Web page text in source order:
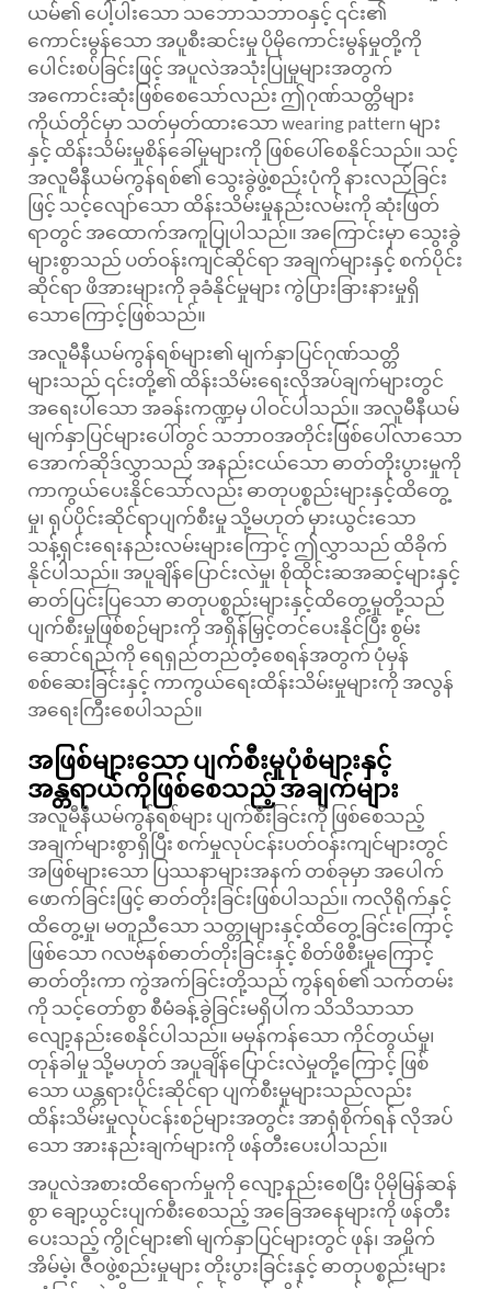
ယမ်၏ ပေါ့ပါးသော သဘောသဘာဝနှင့် ၎င်း၏
ကောင်းမွန်သော အပူစီးဆင်းမှု ပိုမိုကောင်းမွန်မှုတို့ကို
ပေါင်းစပ်ခြင်းဖြင့် အပူလဲအသုံးပြုမှုများအတွက်
အကောင်းဆုံးဖြစ်စေသော်လည်း ဤဂုဏ်သတ္တိများ
ကိုယ်တိုင်မှာ သတ်မှတ်ထားသော wearing pattern များ
နှင့် ထိန်းသိမ်းမှုစိန်ခေါ်မှုများကို ဖြစ်ပေါ်စေနိုင်သည်။ သင့်
အလူမီနီယမ်ကွန်ရစ်၏ သွေးခွဲဖွဲ့စည်းပုံကို နားလည်ခြင်း
ဖြင့် သင့်လျော်သော ထိန်းသိမ်းမှုနည်းလမ်းကို ဆုံးဖြတ်
ရာတွင် အထောက်အကူပြုပါသည်။ အကြောင်းမှာ သွေးခွဲ
များစွာသည် ပတ်ဝန်းကျင်ဆိုင်ရာ အချက်များနှင့် စက်ပိုင်း
ဆိုင်ရာ ဖိအားများကို ခုခံနိုင်မှုများ ကွဲပြားခြားနားမှုရှိ
သောကြောင့်ဖြစ်သည်။
အလူမီနီယမ်ကွန်ရစ်များ၏ မျက်နှာပြင်ဂုဏ်သတ္တိ
များသည် ၎င်းတို့၏ ထိန်းသိမ်းရေးလိုအပ်ချက်များတွင်
အရေးပါသော အခန်းကဏ္ဍမှ ပါဝင်ပါသည်။ အလူမီနီယမ်
မျက်နှာပြင်များပေါ်တွင် သဘာဝအတိုင်းဖြစ်ပေါ်လာသော
အောက်ဆိုဒ်လွှာသည် အနည်းငယ်သော ဓာတ်တိုးပွားမှုကို
ကာကွယ်ပေးနိုင်သော်လည်း ဓာတုပစ္စည်းများနှင့်ထိတွေ့
မှု၊ ရုပ်ပိုင်းဆိုင်ရာပျက်စီးမှု သို့မဟုတ် မှားယွင်းသော
သန့်ရှင်းရေးနည်းလမ်းများကြောင့် ဤလွှာသည် ထိခိုက်
နိုင်ပါသည်။ အပူချိန်ပြောင်းလဲမှု၊ စိုထိုင်းဆအဆင့်များနှင့်
ဓာတ်ပြင်းပြသော ဓာတုပစ္စည်းများနှင့်ထိတွေ့မှုတို့သည်
ပျက်စီးမှုဖြစ်စဉ်များကို အရှိန်မြှင့်တင်ပေးနိုင်ပြီး စွမ်း
ဆောင်ရည်ကို ရေရှည်တည်တံ့စေရန်အတွက် ပုံမှန်
စစ်ဆေးခြင်းနှင့် ကာကွယ်ရေးထိန်းသိမ်းမှုများကို အလွန်
အရေးကြီးစေပါသည်။
အဖြစ်များသော ပျက်စီးမှုပုံစံများနှင့်
အန္တရာယ်ကိုဖြစ်စေသည့် အချက်များ
အလူမီနီယမ်ကွန်ရစ်များ ပျက်စီးခြင်းကို ဖြစ်စေသည့်
အချက်များစွာရှိပြီး စက်မှုလုပ်ငန်းပတ်ဝန်းကျင်များတွင်
အဖြစ်များသော ပြဿနာများအနက် တစ်ခုမှာ အပေါက်
ဖောက်ခြင်းဖြင့် ဓာတ်တိုးခြင်းဖြစ်ပါသည်။ ကလိုရိုက်နှင့်
ထိတွေ့မှု၊ မတူညီသော သတ္တုများနှင့်ထိတွေ့ခြင်းကြောင့်
ဖြစ်သော ဂလဗ်နစ်ဓာတ်တိုးခြင်းနှင့် စိတ်ဖိစီးမှုကြောင့်
ဓာတ်တိုးကာ ကွဲအက်ခြင်းတို့သည် ကွန်ရစ်၏ သက်တမ်း
ကို သင့်တော်စွာ စီမံခန့်ခွဲခြင်းမရှိပါက သိသိသာသာ
လျော့နည်းစေနိုင်ပါသည်။ မမှန်ကန်သော ကိုင်တွယ်မှု၊
တုန်ခါမှု သို့မဟုတ် အပူချိန်ပြောင်းလဲမှုတို့ကြောင့် ဖြစ်
သော ယန္တရားပိုင်းဆိုင်ရာ ပျက်စီးမှုများသည်လည်း
ထိန်းသိမ်းမှုလုပ်ငန်းစဉ်များအတွင်း အာရုံစိုက်ရန် လိုအပ်
သော အားနည်းချက်များကို ဖန်တီးပေးပါသည်။
အပူလဲအစားထိရောက်မှုကို လျော့နည်းစေပြီး ပိုမိုမြန်ဆန်
စွာ ချော့ယွင်းပျက်စီးစေသည့် အခြေအနေများကို ဖန်တီး
ပေးသည့် ကွိုင်များ၏ မျက်နှာပြင်များတွင် ဖုန်၊ အမှိုက်
အိမ်မဲ့၊ ဇီဝဖွဲ့စည်းမှုများ တိုးပွားခြင်းနှင့် ဓာတုပစ္စည်းများ